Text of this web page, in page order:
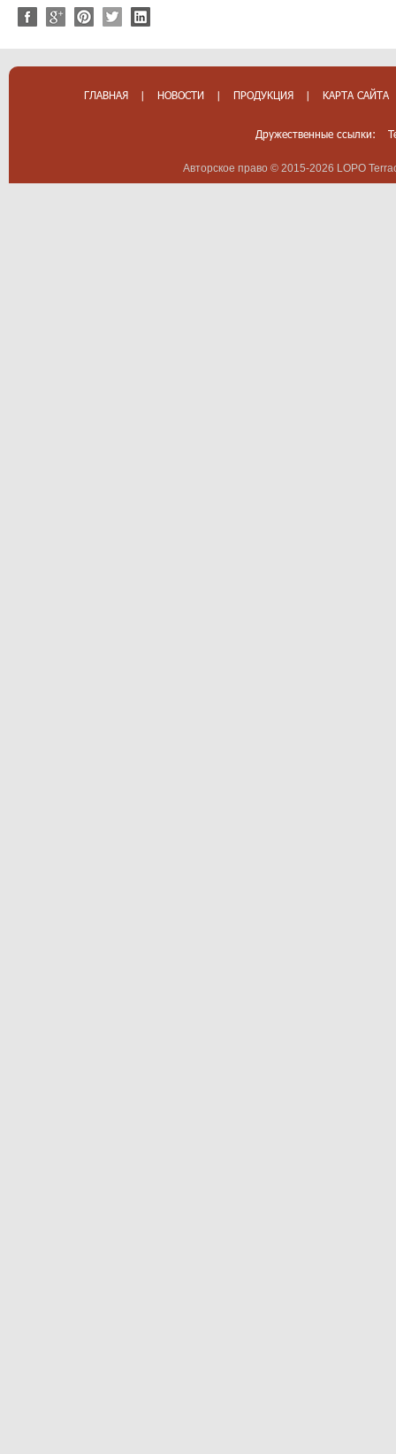
ГЛАВНАЯ | НОВОСТИ | ПРОДУКЦИЯ | КАРТА САЙТА
Дружественные ссылки:
Авторское право © 2015-2026 LOPO